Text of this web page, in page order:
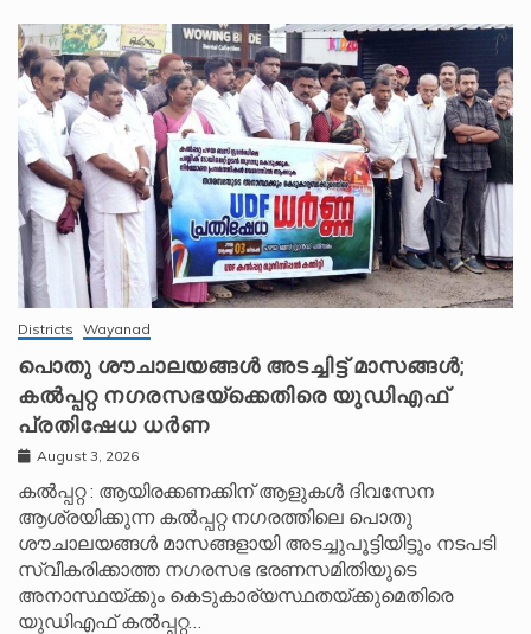
Districts Wayanad
പൊതു ശൗചാലയങ്ങൾ അടച്ചിട്ട് മാസങ്ങൾ;
കൽപ്പറ്റ നഗരസഭയ്‌ക്കെതിരെ യുഡിഎഫ്
പ്രതിഷേധ ധർണ
August 3, 2026
കൽപ്പറ്റ : ആയിരക്കണക്കിന് ആളുകൾ ദിവസേന
ആശ്രയിക്കുന്ന കൽപ്പറ്റ നഗരത്തിലെ പൊതു
ശൗചാലയങ്ങൾ മാസങ്ങളായി അടച്ചുപൂട്ടിയിട്ടും നടപടി
സ്വീകരിക്കാത്ത നഗരസഭ ഭരണസമിതിയുടെ
അനാസ്ഥയ്ക്കും കെടുകാര്യസ്ഥതയ്ക്കുമെതിരെ
യുഡിഎഫ് കൽപ്പറ്റ…